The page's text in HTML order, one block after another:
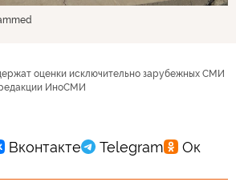
оценки исключительно зарубежных СМИ
ИноСМИ